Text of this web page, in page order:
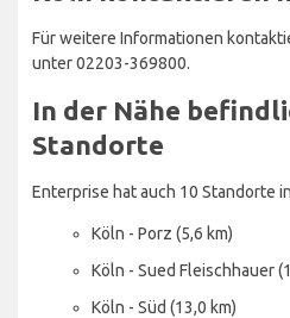
Für weitere Informationen
unter 02203-369800.
In der Nähe
Standorte
Enterprise hat auch 10 Standorte
Köln - Porz (5,6 km)
Köln - Sued Fleischhauer
Köln - Süd (13,0 km)